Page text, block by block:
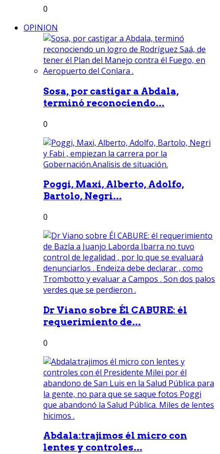
0
OPINION
Sosa, por castigar a Abdala,
terminó reconociendo...
0
Poggi, Maxi, Alberto, Adolfo,
Bartolo, Negri...
0
Dr Viano sobre Él CABURE: él
requerimiento de...
0
Abdala:trajimos él micro con
lentes y controles...